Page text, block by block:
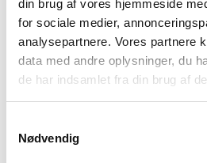
din brug af vores hjemmeside
for sociale medier,
analysepartnere. Vores partnere
data med andre oplysninger, du
de har indsamlet fra din brug af
Nødvendig
BESKRIVELSE
BRAND
med komfort. Den følger dine
vind og vejr og forhindre